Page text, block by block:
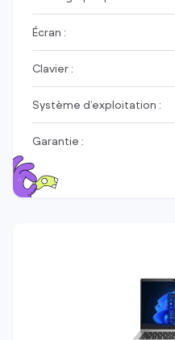
Écran :
Clavier :
Système d’exploitation :
Garantie :